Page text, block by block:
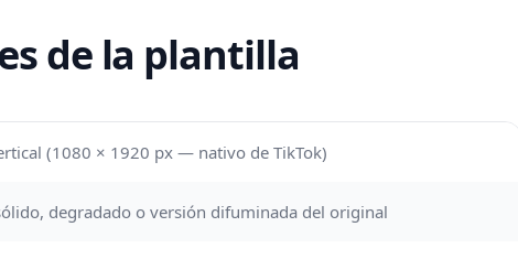
de la plantilla
(1080 × 1920 px — nativo de TikTok)
degradado o versión difuminada del original